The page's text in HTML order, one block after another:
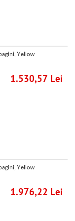
Yellow
1.530,57 Lei
Yellow
1.976,22 Lei